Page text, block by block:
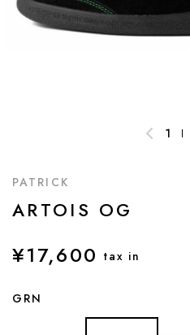
1
PATRICK
ARTOIS OG
¥17,600 tax in
GRN